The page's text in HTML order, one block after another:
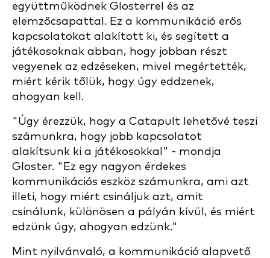
együttműködnek Glosterrel és az
elemzőcsapattal. Ez a kommunikáció erős
kapcsolatokat alakított ki, és segített a
játékosoknak abban, hogy jobban részt
vegyenek az edzéseken, mivel megértették,
miért kérik tőlük, hogy úgy eddzenek,
ahogyan kell.
"Úgy érezzük, hogy a Catapult lehetővé teszi
számunkra, hogy jobb kapcsolatot
alakítsunk ki a játékosokkal" - mondja
Gloster. "Ez egy nagyon érdekes
kommunikációs eszköz számunkra, ami azt
illeti, hogy miért csináljuk azt, amit
csinálunk, különösen a pályán kívül, és miért
edzünk úgy, ahogyan edzünk."
Mint nyilvánvaló, a kommunikáció alapvető